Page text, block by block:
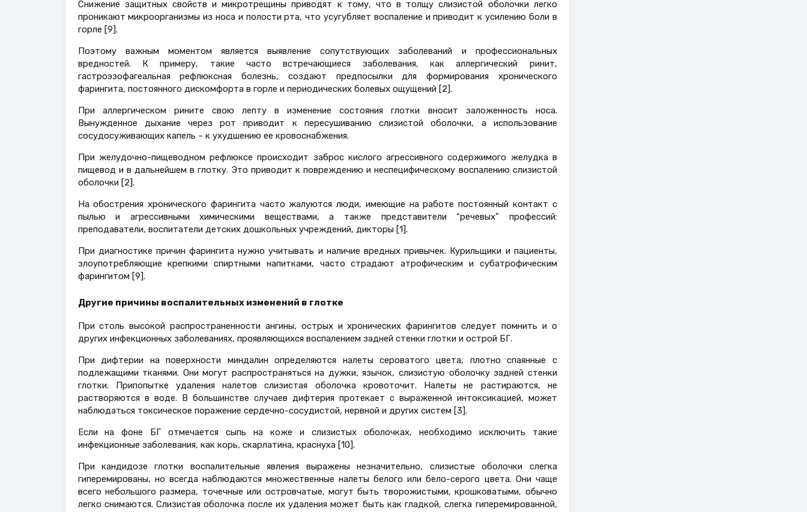
Снижение защитных свойств и микротрещины приводят к тому, что в толщу слизистой оболочки легко
проникают микроорганизмы из носа и полости рта, что усугубляет воспаление и приводит к усилению боли в
горле [9].
Поэтому важным моментом является выявление сопутствующих заболеваний и профессиональных
вредностей. К примеру, такие часто встречающиеся заболевания, как аллергический ринит,
гастроэзофагеальная рефлюксная болезнь, создают предпосылки для формирования хронического
фарингита, постоянного дискомфорта в горле и периодических болевых ощущений [2].
При аллергическом рините свою лепту в изменение состояния глотки вносит заложенность носа.
Вынужденное дыхание через рот приводит к пересушиванию слизистой оболочки, а использование
сосудосуживающих капель – к ухудшению ее кровоснабжения.
При желудочно-пищеводном рефлюксе происходит заброс кислого агрессивного содержимого желудка в
пищевод и в дальнейшем в глотку. Это приводит к повреждению и неспецифическому воспалению слизистой
оболочки [2].
На обострения хронического фарингита часто жалуются люди, имеющие на работе постоянный контакт с
пылью и агрессивными химическими веществами, а также представители “речевых” профессий:
преподаватели, воспитатели детских дошкольных учреждений, дикторы [1].
При диагностике причин фарингита нужно учитывать и наличие вредных привычек. Курильщики и пациенты,
злоупотребляющие крепкими спиртными напитками, часто страдают атрофическим и субатрофическим
фарингитом [9].
Другие причины воспалительных изменений в глотке
При столь высокой распространенности ангины, острых и хронических фарингитов следует помнить и о
других инфекционных заболеваниях, проявляющихся воспалением задней стенки глотки и острой БГ.
При дифтерии на поверхности миндалин определяются налеты сероватого цвета, плотно спаянные с
подлежащими тканями. Они могут распространяться на дужки, язычок, слизистую оболочку задней стенки
глотки. Припопытке удаления налетов слизистая оболочка кровоточит. Налеты не растираются, не
растворяются в воде. В большинстве случаев дифтерия протекает с выраженной интоксикацией, может
наблюдаться токсическое поражение сердечно-сосудистой, нервной и других систем [3].
Если на фоне БГ отмечается сыпь на коже и слизистых оболочках, необходимо исключить такие
инфекционные заболевания, как корь, скарлатина, краснуха [10].
При кандидозе глотки воспалительные явления выражены незначительно, слизистые оболочки слегка
гиперемированы, но всегда наблюдаются множественные налеты белого или бело-серого цвета. Они чаще
всего небольшого размера, точечные или островчатые, могут быть творожистыми, крошковатыми, обычно
легко снимаются. Слизистая оболочка после их удаления может быть как гладкой, слегка гиперемированной,